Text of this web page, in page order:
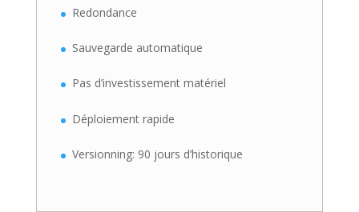
Redondance
Sauvegarde automatique
Pas d’investissement matériel
Déploiement rapide
Versionning: 90 jours d’historique